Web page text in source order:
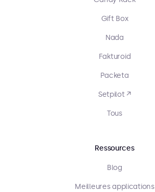
Gift Box
Nada
Fakturoid
Packeta
Setpilot ↗
Tous
Ressources
Blog
Meilleures applications